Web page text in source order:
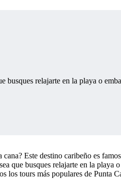
busques relajarte en la playa o
Este destino caribeño es
que busques relajarte en la playa
los tours más populares de Punta